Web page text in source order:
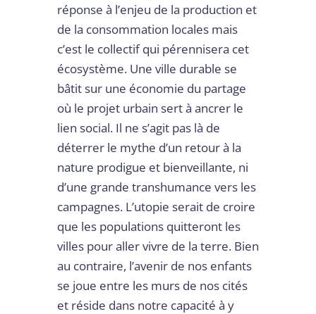
réponse à l’enjeu de la production et
de la consommation locales mais
c’est le collectif qui pérennisera cet
écosystème. Une ville durable se
bâtit sur une économie du partage
où le projet urbain sert à ancrer le
lien social. Il ne s’agit pas là de
déterrer le mythe d’un retour à la
nature prodigue et bienveillante, ni
d’une grande transhumance vers les
campagnes. L’utopie serait de croire
que les populations quitteront les
villes pour aller vivre de la terre. Bien
au contraire, l’avenir de nos enfants
se joue entre les murs de nos cités
et réside dans notre capacité à y